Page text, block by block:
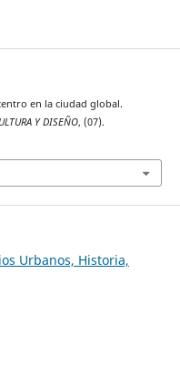
en la ciudad global.
Y DISEÑO, (07).
Urbanos, Historia,